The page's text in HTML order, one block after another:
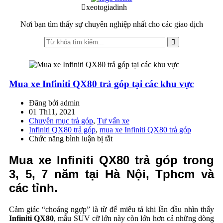
xeotogiadinh
Nơi bạn tìm thấy sự chuyên nghiệp nhất cho các giao dịch
Mua xe Infiniti QX80 trả góp tại các khu vực
Đăng bởi admin
01 Th11, 2021
Chuyên mục trả góp, Tư vấn xe
Infiniti QX80 trả góp, mua xe Infiniti QX80 trả góp
Chức năng bình luận bị tắtở
xe
Infiniti
QX80
các
khu
Mua xe Infiniti QX80 trả góp trong
3, 5, 7 năm tại Hà Nội, Tphcm và
các tỉnh.
Cảm giác “choáng ngợp” là từ để miêu tả khi lần đầu nhìn thấy
Infiniti QX80, mẫu SUV cỡ lớn này còn lớn hơn cả những dòng